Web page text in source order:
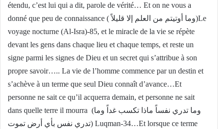
étendu, c’est lui qui a dit, parole de vérité… Et on ne vous a
donné que peu de connaissance ( وما أوتيتم من العلم إلا قليلاً)Le
voyage nocturne (Al-Isra)-85, et le miracle de la vie se répète
devant les gens dans chaque lieu et chaque temps, et reste un
signe parmi les signes de Dieu et un secret qui s’attribue à son
propre savoir….. La vie de l’homme commence par un destin et
s’achève à un terme que seul Dieu connaît d’avance…Et
personne ne sait ce qu’il acquerra demain, et personne ne sait
dans quelle terre il mourra (وما تدري نفساً ماذا تكسب غداً وما
تدري نفس بأي أرض تموت) Luqman-34…Et lorsque ce terme